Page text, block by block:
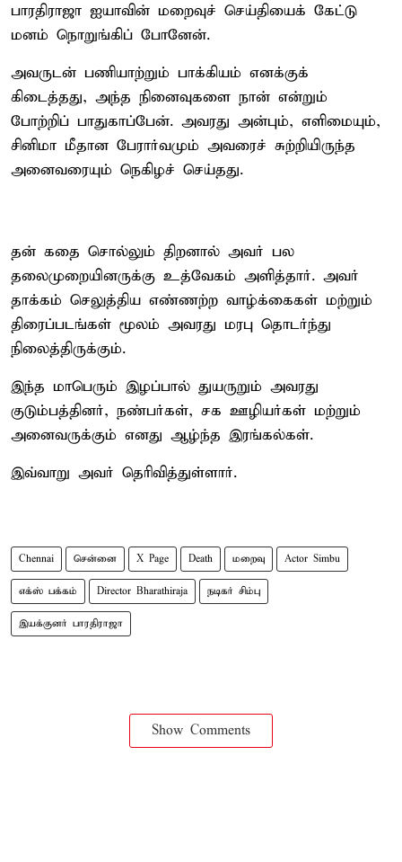
பாரதிராஜா ஐயாவின் மறைவுச் செய்தியைக் கேட்டு
மனம் நொறுங்கிப் போனேன்.
அவருடன் பணியாற்றும் பாக்கியம் எனக்குக்
கிடைத்தது, அந்த நினைவுகளை நான் என்றும்
போற்றிப் பாதுகாப்பேன். அவரது அன்பும், எளிமையும்,
சினிமா மீதான பேரார்வமும் அவரைச் சுற்றியிருந்த
அனைவரையும் நெகிழச் செய்தது.
தன் கதை சொல்லும் திறனால் அவர் பல
தலைமுறையினருக்கு உத்வேகம் அளித்தார். அவர்
தாக்கம் செலுத்திய எண்ணற்ற வாழ்க்கைகள் மற்றும்
திரைப்படங்கள் மூலம் அவரது மரபு தொடர்ந்து
நிலைத்திருக்கும்.
இந்த மாபெரும் இழப்பால் துயருறும் அவரது
குடும்பத்தினர், நண்பர்கள், சக ஊழியர்கள் மற்றும்
அனைவருக்கும் எனது ஆழ்ந்த இரங்கல்கள்.
இவ்வாறு அவர் தெரிவித்துள்ளார்.
Chennai சென்னை X Page Death மறைவு Actor Simbu
எக்ஸ் பக்கம் Director Bharathiraja நடிகர் சிம்பு
இயக்குனர் பாரதிராஜா
Show Comments